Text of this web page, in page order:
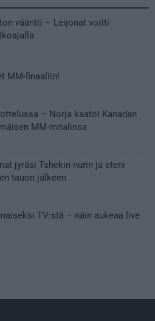
vääntö – Leijonat voitti
MM-finaaliin!
– Norja kaatoi Kanadan
MM-mitalinsa
jyräsi Tshekin nurin ja eteni
tauon jälkeen
TV:stä – näin aukeaa live